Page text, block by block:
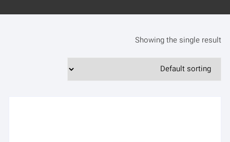
Showing the single result